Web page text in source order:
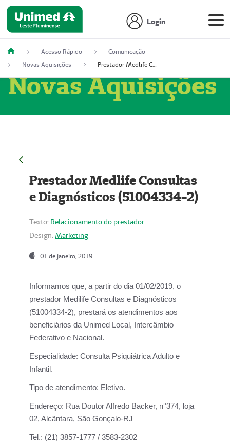
Login
Acesso Rápido
Comunicação
Novas Aquisições
Prestador Medlife Consultas e Diagnósticos (51004334-2)
Novas Aquisições
Prestador Medlife Consultas
e Diagnósticos (51004334-2)
Texto: Relacionamento do prestador
Design: Marketing
01 de janeiro, 2019
Informamos que, a partir do dia 01/02/2019, o
prestador Medilife Consultas e Diagnósticos
(51004334-2), prestará os atendimentos aos
beneficiários da Unimed Local, Intercâmbio
Federativo e Nacional.
Especialidade: Consulta Psiquiátrica Adulto e
Infantil.
Tipo de atendimento: Eletivo.
Endereço: Rua Doutor Alfredo Backer, n°374, loja
02, Alcântara, São Gonçalo-RJ
Tel.: (21) 3857-1777 / 3583-2302